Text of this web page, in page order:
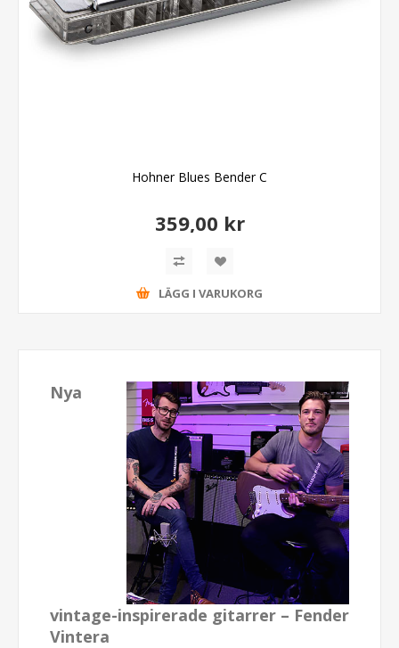
Hohner Blues Bender C
359,00 kr
LÄGG I VARUKORG
Nya
vintage-inspirerade gitarrer – Fender
Vintera